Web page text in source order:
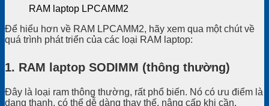
RAM laptop LPCAMM2
Để hiểu hơn về RAM LPCAMM2, hãy xem qua một chút về
quá trình phát triển của các loại RAM laptop:
1. RAM laptop SODIMM (thông thường)
Đây là loại ram thông thường, rất phổ biến. Nó có ưu điểm là
dạng thanh, có thể dễ dàng thay thế, nâng cấp khi cần.